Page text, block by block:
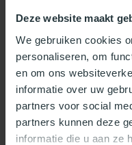
Deze website maakt
We gebruiken cookies
personaliseren, om
en om ons
informatie over uw
partners voor social
partners kunnen deze
informatie die u aan ze
Specificaties
Reviews